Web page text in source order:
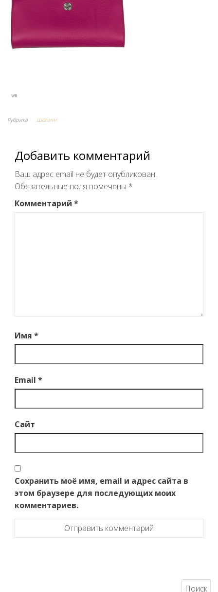
Рубрика Шопинг
Добавить комментарий
Ваш адрес email не будет опубликован.
Обязательные поля помечены *
Комментарий *
Имя *
Email *
Сайт
Сохранить моё имя, email и адрес сайта в
этом браузере для последующих моих
комментариев.